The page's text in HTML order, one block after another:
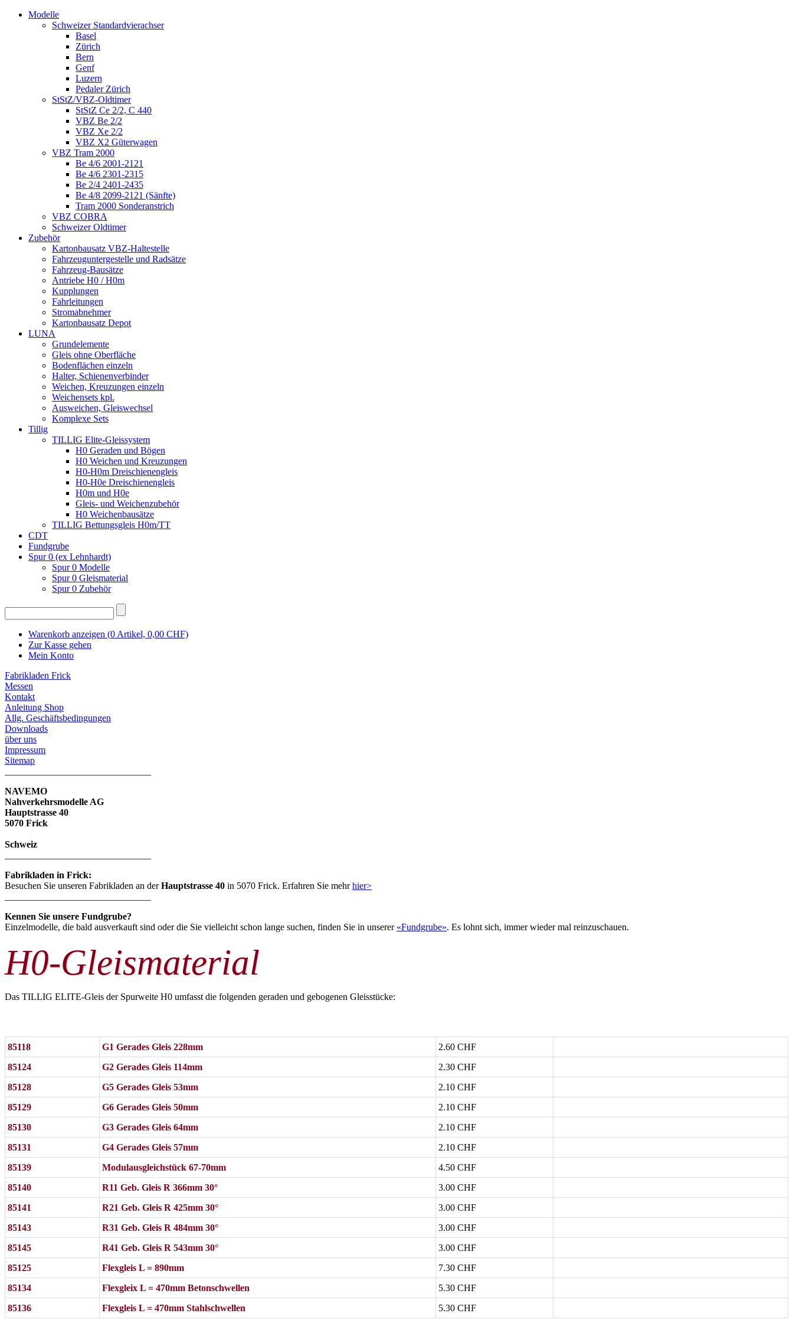
Modelle
Schweizer Standardvierachser
Basel
Zürich
Bern
Genf
Luzern
Pedaler Zürich
StStZ/VBZ-Oldtimer
StStZ Ce 2/2, C 440
VBZ Be 2/2
VBZ Xe 2/2
VBZ X2 Güterwagen
VBZ Tram 2000
Be 4/6 2001-2121
Be 4/6 2301-2315
Be 2/4 2401-2435
Be 4/8 2099-2121 (Sänfte)
Tram 2000 Sonderanstrich
VBZ COBRA
Schweizer Oldtimer
Zubehör
Kartonbausatz VBZ-Haltestelle
Fahrzeuguntergestelle und Radsätze
Fahrzeug-Bausätze
Antriebe H0 / H0m
Kupplungen
Fahrleitungen
Stromabnehmer
Kartonbausatz Depot
LUNA
Grundelemente
Gleis ohne Oberfläche
Bodenflächen einzeln
Halter, Schienenverbinder
Weichen, Kreuzungen einzeln
Weichensets kpl.
Ausweichen, Gleiswechsel
Komplexe Sets
Tillig
TILLIG Elite-Gleissystem
H0 Geraden und Bögen
H0 Weichen und Kreuzungen
H0-H0m Dreischienengleis
H0-H0e Dreischienengleis
H0m und H0e
Gleis- und Weichenzubehör
H0 Weichenbausätze
TILLIG Bettungsgleis H0m/TT
CDT
Fundgrube
Spur 0 (ex Lehnhardt)
Spur 0 Modelle
Spur 0 Gleismaterial
Spur 0 Zubehör
Warenkorb anzeigen (0 Artikel, 0,00 CHF)
Zur Kasse gehen
Mein Konto
Fabrikladen Frick
Messen
Kontakt
Anleitung Shop
Allg. Geschäftsbedingungen
Downloads
über uns
Impressum
Sitemap
NAVEMO
Nahverkehrsmodelle AG
Hauptstrasse 40
5070 Frick
Schweiz
Fabrikladen in Frick:
Besuchen Sie unseren Fabrikladen an derHauptstrasse 40 in 5070 Frick. Erfahren Sie mehrhier>
Kennen Sie unsere Fundgrube?
Einzelmodelle, die bald ausverkauft sind oder die Sie vielleicht schon lange suchen, finden Sie in unserer «Fundgrube». Es lohnt sich, immer wieder mal reinzuschauen.
H0-Gleismaterial
Das TILLIG ELITE-Gleis der Spurweite H0 umfasst die folgenden geraden und gebogenen Gleisstücke:
85118 G1 Gerades Gleis 228mm
2.60 CHF
85124
G2 Gerades Gleis 114mm
2.30 CHF
85128
G5 Gerades Gleis 53mm
2.10 CHF
85129
G6 Gerades Gleis 50mm
2.10 CHF
85130
G3 Gerades Gleis 64mm
2.10 CHF
85131
G4 Gerades Gleis 57mm
2.10 CHF
85139
Modulausgleichstück 67-70mm
4.50 CHF
85140
R11 Geb. Gleis R 366mm 30°
3.00 CHF
85141
R21 Geb. Gleis R 425mm 30°
3.00 CHF
85143
R31 Geb. Gleis R 484mm 30°
3.00 CHF
85145
R41 Geb. Gleis R 543mm 30°
3.00 CHF
85125
Flexgleis L = 890mm
7.30 CHF
85134
Flexgleix L = 470mm Betonschwellen
5.30 CHF
85136
Flexgleis L = 470mm Stahlschwellen 5.30 CHF